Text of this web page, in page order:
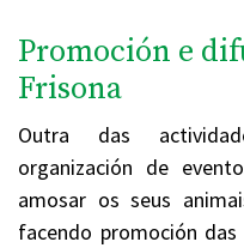
Promoción e
Frisona
Outra das
organización de
amosar os seus
facendo promoción das